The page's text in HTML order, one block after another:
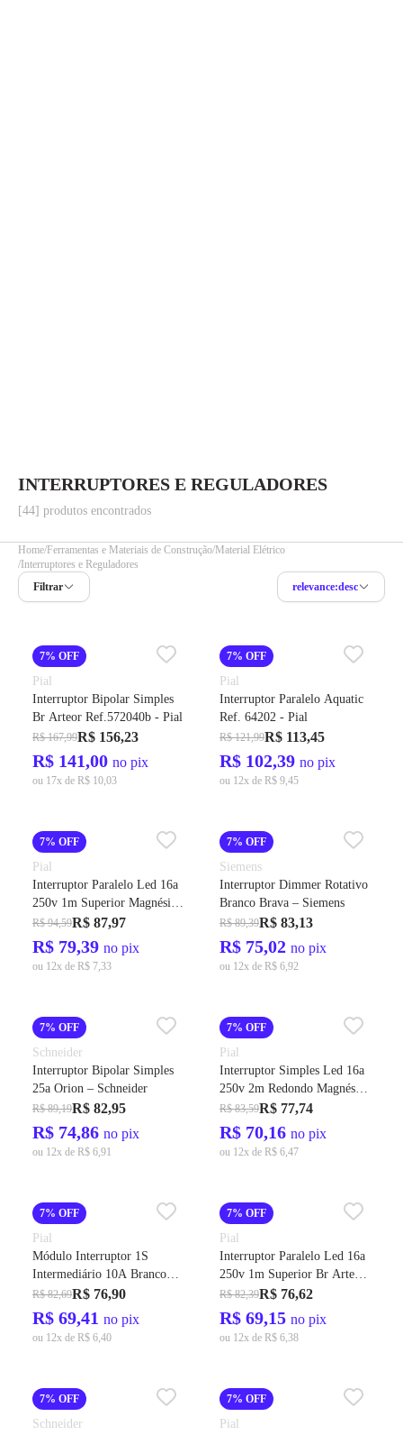
INTERRUPTORES E REGULADORES
[44] produtos encontrados
Home Ferramentas e Materiais de Construção Material Elétrico
Interruptores e Reguladores
Filtrar
relevance:desc
7% OFF
Pial
Interruptor Bipolar Simples
Br Arteor Ref.572040b - Pial
R$ 167,99R$ 156,23
R$ 141,00 no pix
ou 17x de R$ 10,03
7% OFF
Pial
Interruptor Paralelo Aquatic
Ref. 64202 - Pial
R$ 121,99R$ 113,45
R$ 102,39 no pix
ou 12x de R$ 9,45
7% OFF
Pial
Interruptor Paralelo Led 16a
250v 1m Superior Magnésio
Arteor 583603b - Pial
R$ 94,59R$ 87,97
R$ 79,39 no pix
ou 12x de R$ 7,33
7% OFF
Siemens
Interruptor Dimmer Rotativo
Branco Brava – Siemens
R$ 89,39R$ 83,13
R$ 75,02 no pix
ou 12x de R$ 6,92
7% OFF
Schneider
Interruptor Bipolar Simples
25a Orion – Schneider
R$ 89,19R$ 82,95
R$ 74,86 no pix
ou 12x de R$ 6,91
7% OFF
Pial
Interruptor Simples Led 16a
250v 2m Redondo Magnésio
Arteor 583602b - Pial
R$ 83,59R$ 77,74
R$ 70,16 no pix
ou 12x de R$ 6,47
7% OFF
Pial
Módulo Interruptor 1S
Intermediário 10A Branco
Nereya Cod.663004 - Pial
R$ 82,69R$ 76,90
R$ 69,41 no pix
ou 12x de R$ 6,40
7% OFF
Pial
Interruptor Paralelo Led 16a
250v 1m Superior Br Arteor
Cod.583503b - Pial
R$ 82,39R$ 76,62
R$ 69,15 no pix
ou 12x de R$ 6,38
7% OFF
Schneider
7% OFF
Pial